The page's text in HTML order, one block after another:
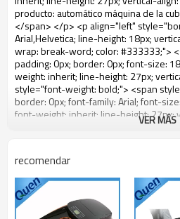
VER MÁS
recomendar